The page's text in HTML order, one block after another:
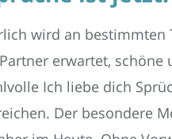
wird an bestimmten
erwartet, schöne
Ich liebe dich
Der besondere